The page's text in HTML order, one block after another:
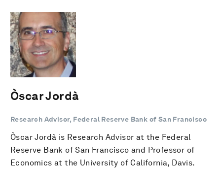
Òscar Jordà
Research Advisor, Federal Reserve Bank of San Francisco
Òscar Jordà is Research Advisor at the Federal
Reserve Bank of San Francisco and Professor of
Economics at the University of California, Davis.